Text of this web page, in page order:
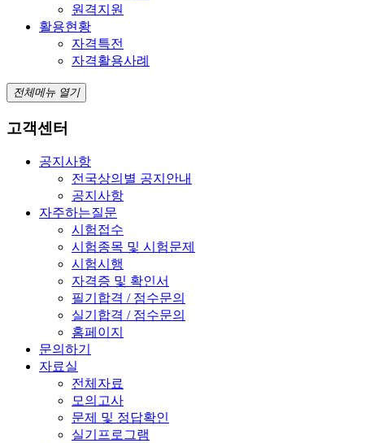
원격지원
활용현황
자격특전
자격활용사례
전체메뉴 열기
고객센터
공지사항
전국상의별 공지안내
공지사항
자주하는질문
시험접수
시험종목 및 시험문제
시험시행
자격증 및 확인서
필기합격 / 점수문의
실기합격 / 점수문의
홈페이지
문의하기
자료실
전체자료
모의고사
문제 및 정답확인
실기프로그램